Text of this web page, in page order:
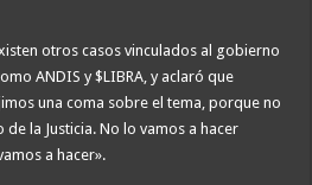
otros casos vinculados al gobierno
ANDIS y $LIBRA, y aclaró que
una coma sobre el tema, porque no
la Justicia. No lo vamos a hacer
a hacer».